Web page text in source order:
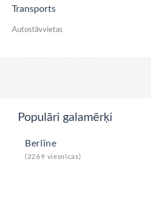
Transports
Autostāvvietas
Populāri galamērķi
Berlīne
(2269 viesnīcas)